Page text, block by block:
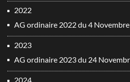
2022
AG ordinaire 2022 du 4
2023
AG ordinaire 2023 du 24
2024